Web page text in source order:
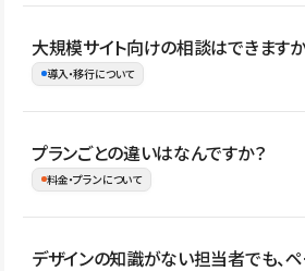
はい。既存サイトの構成やコンテンツ、
Studio上に再構築する形で移行できます。
イト全体のデザインや設定がそのまま移行
め、移行後にページ構成やデザイン、CMS
大規模サイト向けの相談はできますか
導入・移行について
はい。アクセス規模が大きいサイトや、複
理、セキュリティ確認、既存システムと
ない段階でも、お問い合わせください。
プランごとの違いはなんですか？
料金・プランについて
公開ページ数、バージョン履歴の期間、
デザインの知識がない担当者でも、